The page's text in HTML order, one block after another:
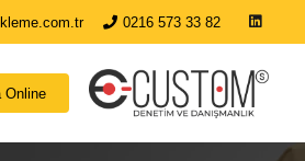
0216 573 33 82
Online